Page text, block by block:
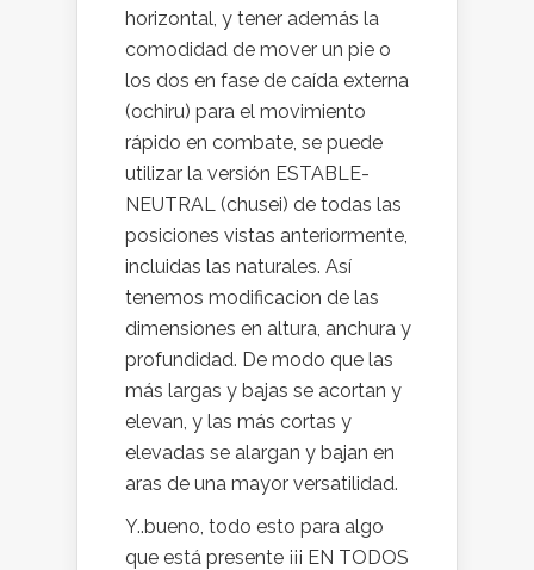
horizontal, y tener además la
comodidad de mover un pie o
los dos en fase de caída externa
(ochiru) para el movimiento
rápido en combate, se puede
utilizar la versión ESTABLE-
NEUTRAL (chusei) de todas las
posiciones vistas anteriormente,
incluidas las naturales. Así
tenemos modificacion de las
dimensiones en altura, anchura y
profundidad. De modo que las
más largas y bajas se acortan y
elevan, y las más cortas y
elevadas se alargan y bajan en
aras de una mayor versatilidad.
Y..bueno, todo esto para algo
que está presente ¡¡¡ EN TODOS